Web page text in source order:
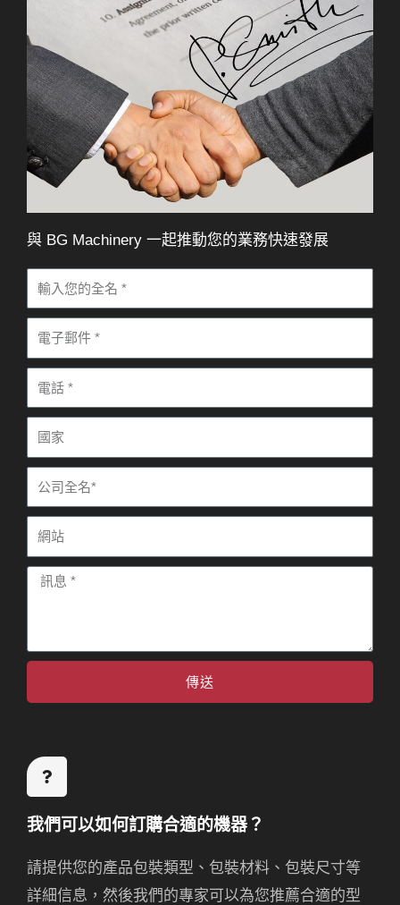
與 BG Machinery 一起推動您的業務快速發展
姓
名
電
子
郵
件
電
話
國
家
公
司
網
站
訊
傳送
我們可以如何訂購合適的機器？
請提供您的產品包裝類型、包裝材料、包裝尺寸等
詳細信息，然後我們的專家可以為您推薦合適的型